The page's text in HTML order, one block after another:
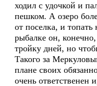
ходил с удочкой и
пешком. А озеро
от поселка, и топать
рыбалке он,
тройку дней, но
Такого за
плане своих
очень ответственен